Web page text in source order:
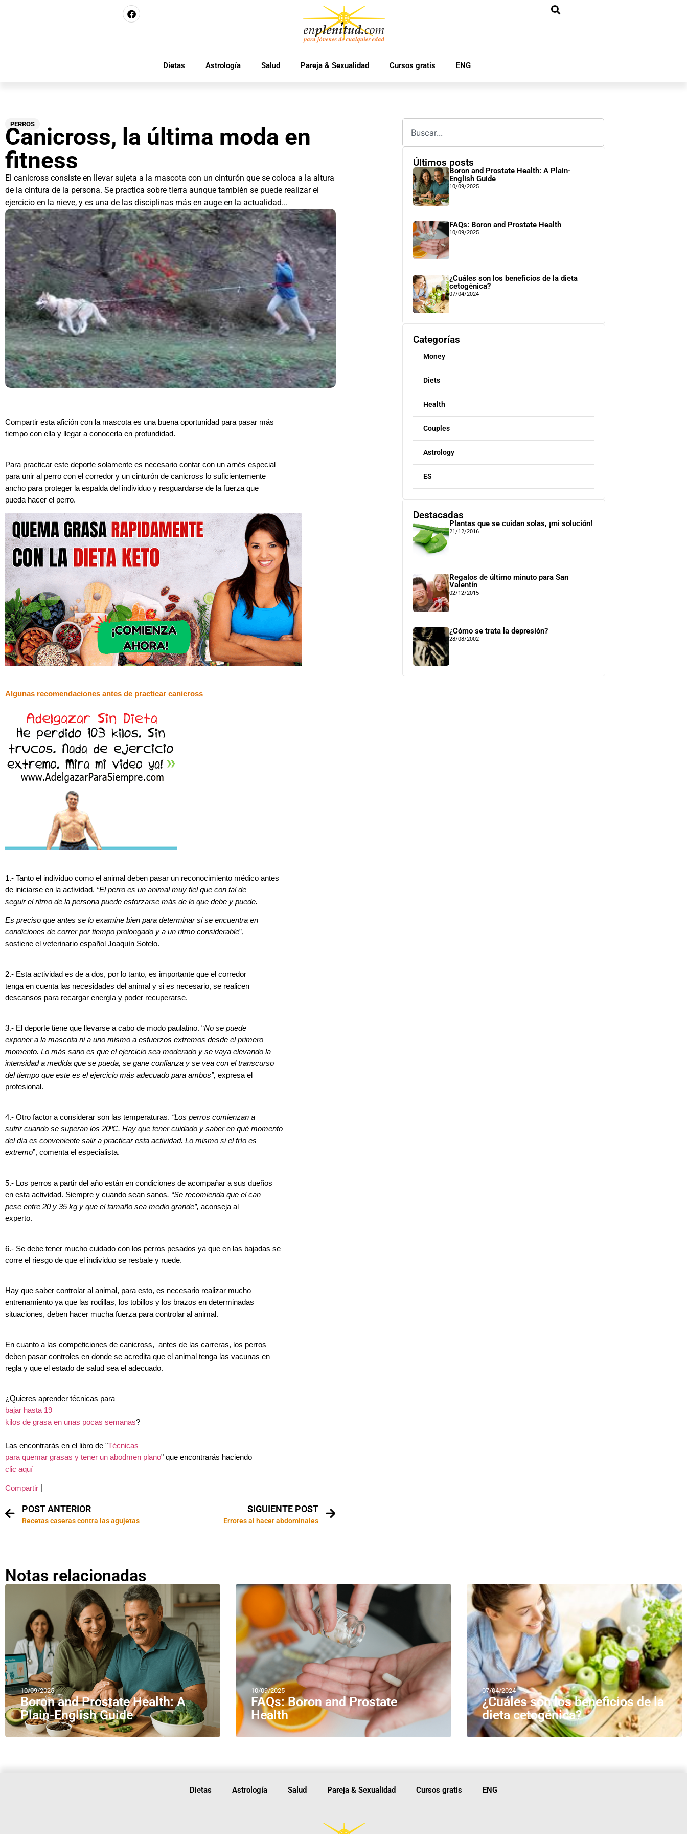
Dietas Astrología Salud Pareja & Sexualidad Cursos gratis ENG
PERROS
Canicross, la última moda en
fitness
El canicross consiste en llevar sujeta a la mascota con un cinturón que se coloca a la altura
de la cintura de la persona. Se practica sobre tierra aunque también se puede realizar el
ejercicio en la nieve, y es una de las disciplinas más en auge en la actualidad...
Compartir esta afición con la mascota es una buena oportunidad para pasar más
tiempo con ella y llegar a conocerla en profundidad.
Para practicar este deporte solamente es necesario contar con un arnés especial
para unir al perro con el corredor y un cinturón de canicross lo suficientemente
ancho para proteger la espalda del individuo y resguardarse de la fuerza que
pueda hacer el perro.
Algunas recomendaciones antes de practicar canicross
1.- Tanto el individuo como el animal deben pasar un reconocimiento médico antes
de iniciarse en la actividad. “El perro es un animal muy fiel que con tal de
seguir el ritmo de la persona puede esforzarse más de lo que debe y puede.
Es preciso que antes se lo examine bien para determinar si se encuentra en
condiciones de correr por tiempo prolongado y a un ritmo considerable”,
sostiene el veterinario español Joaquín Sotelo.
2.- Esta actividad es de a dos, por lo tanto, es importante que el corredor
tenga en cuenta las necesidades del animal y si es necesario, se realicen
descansos para recargar energía y poder recuperarse.
3.- El deporte tiene que llevarse a cabo de modo paulatino. “No se puede
exponer a la mascota ni a uno mismo a esfuerzos extremos desde el primero
momento. Lo más sano es que el ejercicio sea moderado y se vaya elevando la
intensidad a medida que se pueda, se gane confianza y se vea con el transcurso
del tiempo que este es el ejercicio más adecuado para ambos”, expresa el
profesional.
4.- Otro factor a considerar son las temperaturas. “Los perros comienzan a
sufrir cuando se superan los 20ºC. Hay que tener cuidado y saber en qué momento
del día es conveniente salir a practicar esta actividad. Lo mismo si el frío es
extremo”, comenta el especialista.
5.- Los perros a partir del año están en condiciones de acompañar a sus dueños
en esta actividad. Siempre y cuando sean sanos. “Se recomienda que el can
pese entre 20 y 35 kg y que el tamaño sea medio grande”, aconseja al
experto.
6.- Se debe tener mucho cuidado con los perros pesados ya que en las bajadas se
corre el riesgo de que el individuo se resbale y ruede.
Hay que saber controlar al animal, para esto, es necesario realizar mucho
entrenamiento ya que las rodillas, los tobillos y los brazos en determinadas
situaciones, deben hacer mucha fuerza para controlar al animal.
En cuanto a las competiciones de canicross, antes de las carreras, los perros
deben pasar controles en donde se acredita que el animal tenga las vacunas en
regla y que el estado de salud sea el adecuado.
¿Quieres aprender técnicas para
bajar hasta 19
kilos de grasa en unas pocas semanas?
Las encontrarás en el libro de "Técnicas
para quemar grasas y tener un abodmen plano" que encontrarás haciendo
clic aquí
Compartir
POST ANTERIOR
Recetas caseras contra las agujetas
SIGUIENTE POST
Errores al hacer abdominales
Últimos posts
Boron and Prostate Health: A Plain-
English Guide
10/09/2025
FAQs: Boron and Prostate Health
10/09/2025
¿Cuáles son los beneficios de la dieta
cetogénica?
07/04/2024
Categorías
Money
Diets
Health
Couples
Astrology
ES
Destacadas
Plantas que se cuidan solas, ¡mi solución!
21/12/2016
Regalos de último minuto para San
Valentín
02/12/2015
¿Cómo se trata la depresión?
28/08/2002
Notas relacionadas
10/09/2025
Boron and Prostate Health: A
Plain-English Guide
10/09/2025
FAQs: Boron and Prostate
Health
07/04/2024
¿Cuáles son los beneficios de la
dieta cetogénica?
Dietas Astrología Salud Pareja & Sexualidad Cursos gratis ENG